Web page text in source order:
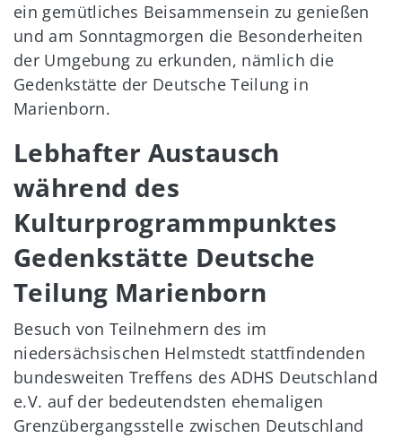
ein gemütliches Beisammensein zu genießen
und am Sonntagmorgen die Besonderheiten
der Umgebung zu erkunden, nämlich die
Gedenkstätte der Deutsche Teilung in
Marienborn.
Lebhafter Austausch
während des
Kulturprogrammpunktes
Gedenkstätte Deutsche
Teilung Marienborn
Besuch von Teilnehmern des im
niedersächsischen Helmstedt stattfindenden
bundesweiten Treffens des ADHS Deutschland
e.V. auf der bedeutendsten ehemaligen
Grenzübergangsstelle zwischen Deutschland